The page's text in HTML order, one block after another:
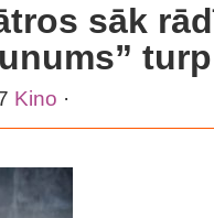
sāk
Kino ·